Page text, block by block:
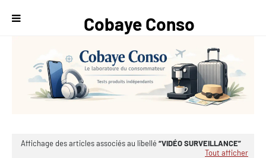
Cobaye Conso
— Le
laboratoire du
Affichage des articles associés au libellé VIDÉO SURVEILLANCE
Tout afficher